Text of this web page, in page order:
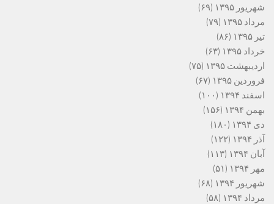
شهریور ۱۳۹۵
(۶۹)
مرداد ۱۳۹۵
(۷۹)
تیر ۱۳۹۵
(۸۶)
خرداد ۱۳۹۵
(۶۳)
اردیبهشت ۱۳۹۵
(۷۵)
فروردین ۱۳۹۵
(۶۷)
اسفند ۱۳۹۴
(۱۰۰)
بهمن ۱۳۹۴
(۱۵۶)
دی ۱۳۹۴
(۱۸۰)
آذر ۱۳۹۴
(۱۲۲)
آبان ۱۳۹۴
(۱۱۳)
مهر ۱۳۹۴
(۵۱)
شهریور ۱۳۹۴
(۶۸)
مرداد ۱۳۹۴
(۵۸)